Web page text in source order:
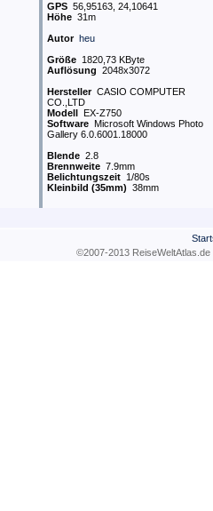
GPS 56,95163, 24,10641
Höhe 31m
Autor heu
Größe 1820,73 KByte
Auflösung 2048x3072
HerstellerCASIO COMPUTER
CO.,LTD
Modell EX-Z750
Software Microsoft Windows Photo
Gallery 6.0.6001.18000
Blende 2.8
Brennweite 7.9mm
Belichtungszeit 1/80s
Kleinbild (35mm) 38mm
©2007-2013